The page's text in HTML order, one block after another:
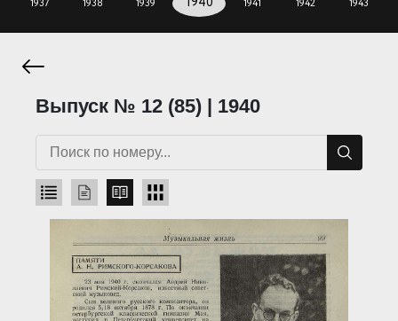
1937 1938 1939 1940 1941 1942 1943
Выпуск № 12 (85) | 1940